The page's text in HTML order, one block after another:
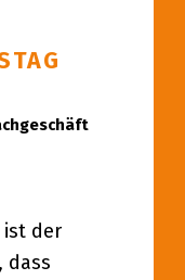
der
dass